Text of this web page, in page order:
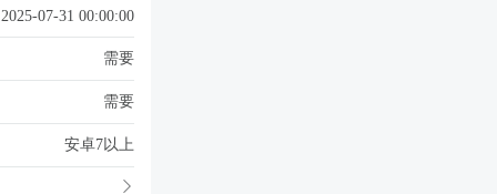
2025-07-31 00:00:00
需要
需要
安卓7以上